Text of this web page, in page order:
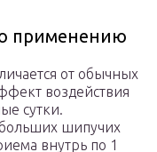
применению
от обычных
воздействия
сутки.
шипучих
внутрь по 1